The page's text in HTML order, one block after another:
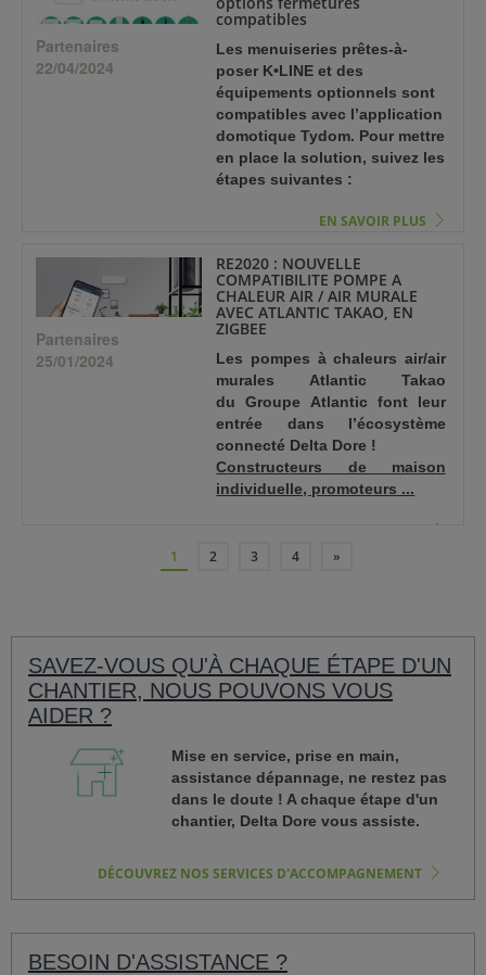
Partenaires
22/04/2024
compatibles
Les menuiseries prêtes-à-
poser K•LINE et des
équipements optionnels sont
compatibles avec l’application
domotique Tydom. Pour mettre
en place la solution, suivez les
étapes suivantes :
EN SAVOIR PLUS
Partenaires
25/01/2024
RE2020 : NOUVELLE
COMPATIBILITE POMPE A
CHALEUR AIR / AIR MURALE
AVEC ATLANTIC TAKAO, EN
ZIGBEE
Les pompes à chaleurs air/air
murales Atlantic Takao
du Groupe Atlantic font leur
entrée dans l’écosystème
connecté Delta Dore !
Constructeurs de maison
individuelle, promoteurs ...
1 2 3 4 »
SAVEZ-VOUS QU'À CHAQUE ÉTAPE D'UN
CHANTIER, NOUS POUVONS VOUS
AIDER ?
Mise en service, prise en main,
assistance dépannage, ne restez pas
dans le doute ! A chaque étape d'un
chantier, Delta Dore vous assiste.
DÉCOUVREZ NOS SERVICES D'ACCOMPAGNEMENT
BESOIN D'ASSISTANCE ?